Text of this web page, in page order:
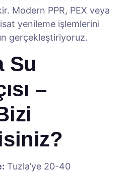
Modern PPR, PEX veya
yenileme işlemlerini
gerçekleştiriyoruz.
Su
–
Tuzla’ye 20-40